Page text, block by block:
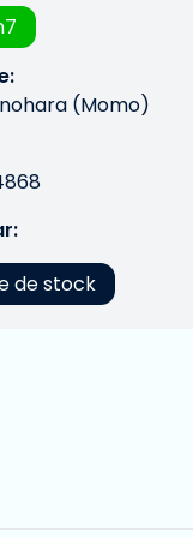
(Momo)
de stock